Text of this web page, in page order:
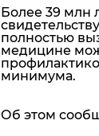
Более 39 млн
полностью
медицине
минимума.
Об этом